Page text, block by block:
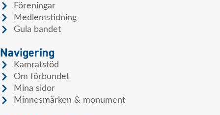
Föreningar
Medlemstidning
Gula bandet
Navigering
Kamratstöd
Om förbundet
Mina sidor
Minnesmärken & monument